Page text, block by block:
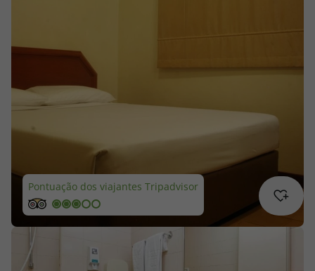
Promoções
Especialistas
Cheque Viagem
Rede de Lojas
Blog TopViagens
Pontuação dos viajantes Tripadvisor